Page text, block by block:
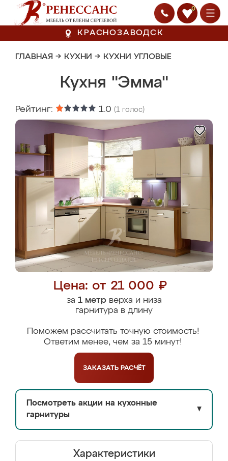
0
КРАСНОЗАВОДСК
ГЛАВНАЯ → КУХНИ → КУХНИ УГЛОВЫЕ
Кухня "Эмма"
Рейтинг: 1.0 (1 голос)
Цена: от 21 000 ₽
за 1 метрверха и низа
гарнитура в длину
Поможем рассчитать точную стоимость!
Ответим менее, чем за 15 минут!
ЗАКАЗАТЬ РАСЧЁТ
Посмотреть акции на кухонные
гарнитуры
▼
Характеристики